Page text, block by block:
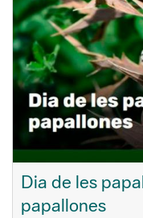
Dia de les
papallones